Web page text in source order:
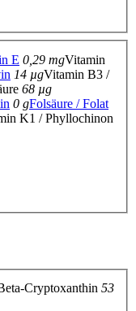
E 0,29 mgVitamin
14 µgVitamin B3 /
68 µg
0 gFolsäure / Folat
K1 / Phyllochinon
Cryptoxanthin 53